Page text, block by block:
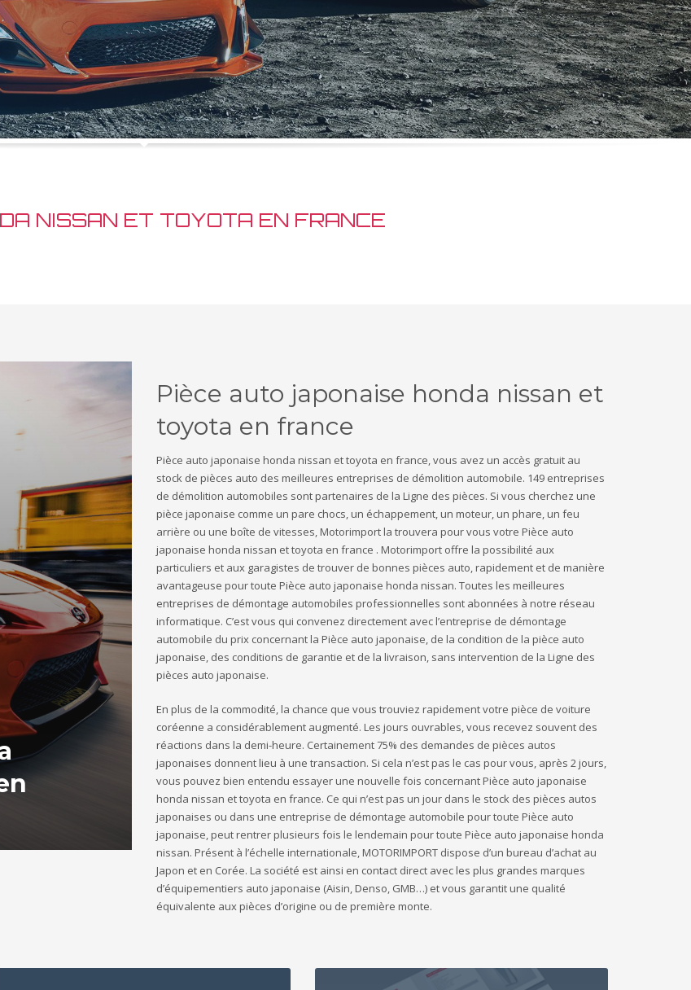
NISSAN ET TOYOTA EN FRANCE
Pièce auto japonaise honda nissan et
toyota en france
Pièce auto japonaise honda nissan et toyota en france, vous avez un accès gratuit au
stock de pièces auto des meilleures entreprises de démolition automobile. 149 entreprises
de démolition automobiles sont partenaires de la Ligne des pièces. Si vous cherchez une
pièce japonaise comme un pare chocs, un échappement, un moteur, un phare, un feu
arrière ou une boîte de vitesses, Motorimport la trouvera pour vous votre Pièce auto
japonaise honda nissan et toyota en france . Motorimport offre la possibilité aux
particuliers et aux garagistes de trouver de bonnes pièces auto, rapidement et de manière
avantageuse pour toute Pièce auto japonaise honda nissan. Toutes les meilleures
entreprises de démontage automobiles professionnelles sont abonnées à notre réseau
informatique. C’est vous qui convenez directement avec l’entreprise de démontage
automobile du prix concernant la Pièce auto japonaise, de la condition de la pièce auto
japonaise, des conditions de garantie et de la livraison, sans intervention de la Ligne des
pièces auto japonaise.
En plus de la commodité, la chance que vous trouviez rapidement votre pièce de voiture
coréenne a considérablement augmenté. Les jours ouvrables, vous recevez souvent des
réactions dans la demi-heure. Certainement 75% des demandes de pièces autos
japonaises donnent lieu à une transaction. Si cela n’est pas le cas pour vous, après 2 jours,
vous pouvez bien entendu essayer une nouvelle fois concernant Pièce auto japonaise
honda nissan et toyota en france. Ce qui n’est pas un jour dans le stock des pièces autos
japonaises ou dans une entreprise de démontage automobile pour toute Pièce auto
japonaise, peut rentrer plusieurs fois le lendemain pour toute Pièce auto japonaise honda
nissan. Présent à l’échelle internationale, MOTORIMPORT dispose d’un bureau d’achat au
Japon et en Corée. La société est ainsi en contact direct avec les plus grandes marques
d’équipementiers auto japonaise (Aisin, Denso, GMB…) et vous garantit une qualité
équivalente aux pièces d’origine ou de première monte.